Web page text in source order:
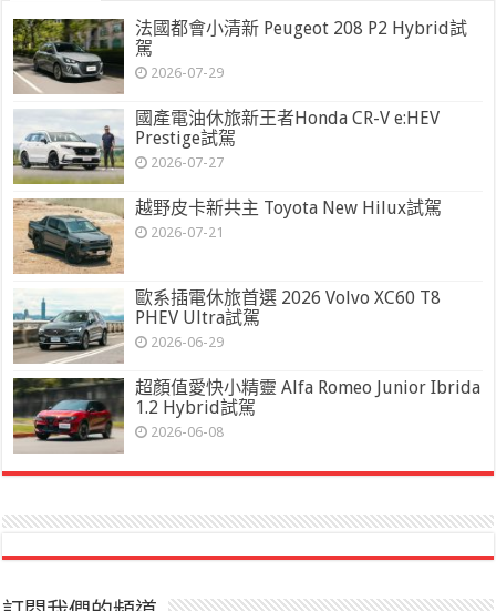
法國都會小清新 Peugeot 208 P2 Hybrid試
駕
2026-07-29
國產電油休旅新王者Honda CR-V e:HEV
Prestige試駕
2026-07-27
越野皮卡新共主 Toyota New Hilux試駕
2026-07-21
歐系插電休旅首選 2026 Volvo XC60 T8
PHEV Ultra試駕
2026-06-29
超顏值愛快小精靈 Alfa Romeo Junior Ibrida
1.2 Hybrid試駕
2026-06-08